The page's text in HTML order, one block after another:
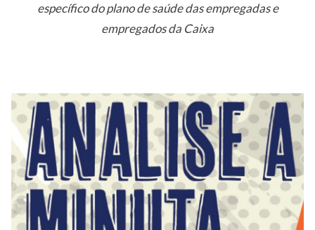
específico do plano de saúde das empregadas e
empregados da Caixa